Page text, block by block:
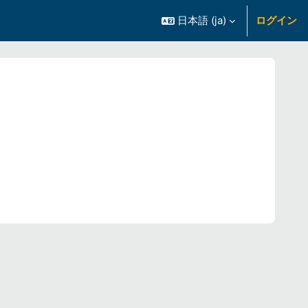
日本語 ‎(ja)‎ ログイン